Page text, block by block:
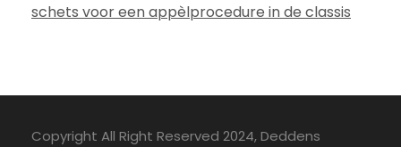
schets voor een appèlprocedure in de classis
Copyright All Right Reserved 2024, Deddens